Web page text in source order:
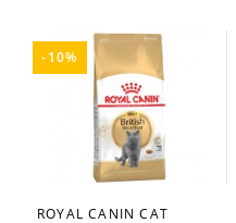
ROYAL CANIN CAT
-10%